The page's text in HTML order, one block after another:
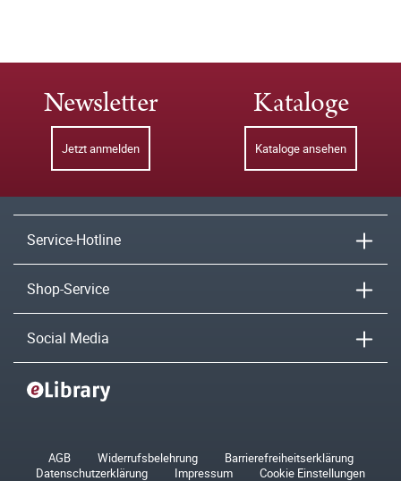
Newsletter
Jetzt anmelden
Kataloge
Kataloge ansehen
Service-Hotline
Shop-Service
Social Media
AGB Widerrufsbelehrung
Barrierefreiheitserklärung
Datenschutzerklärung
Impressum Cookie Einstellungen